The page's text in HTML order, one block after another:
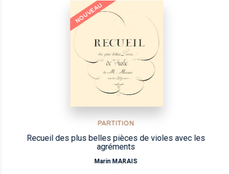
NOUVEAU
PARTITION
Recueil des plus belles pièces de violes avec les
agréments
Marin MARAIS